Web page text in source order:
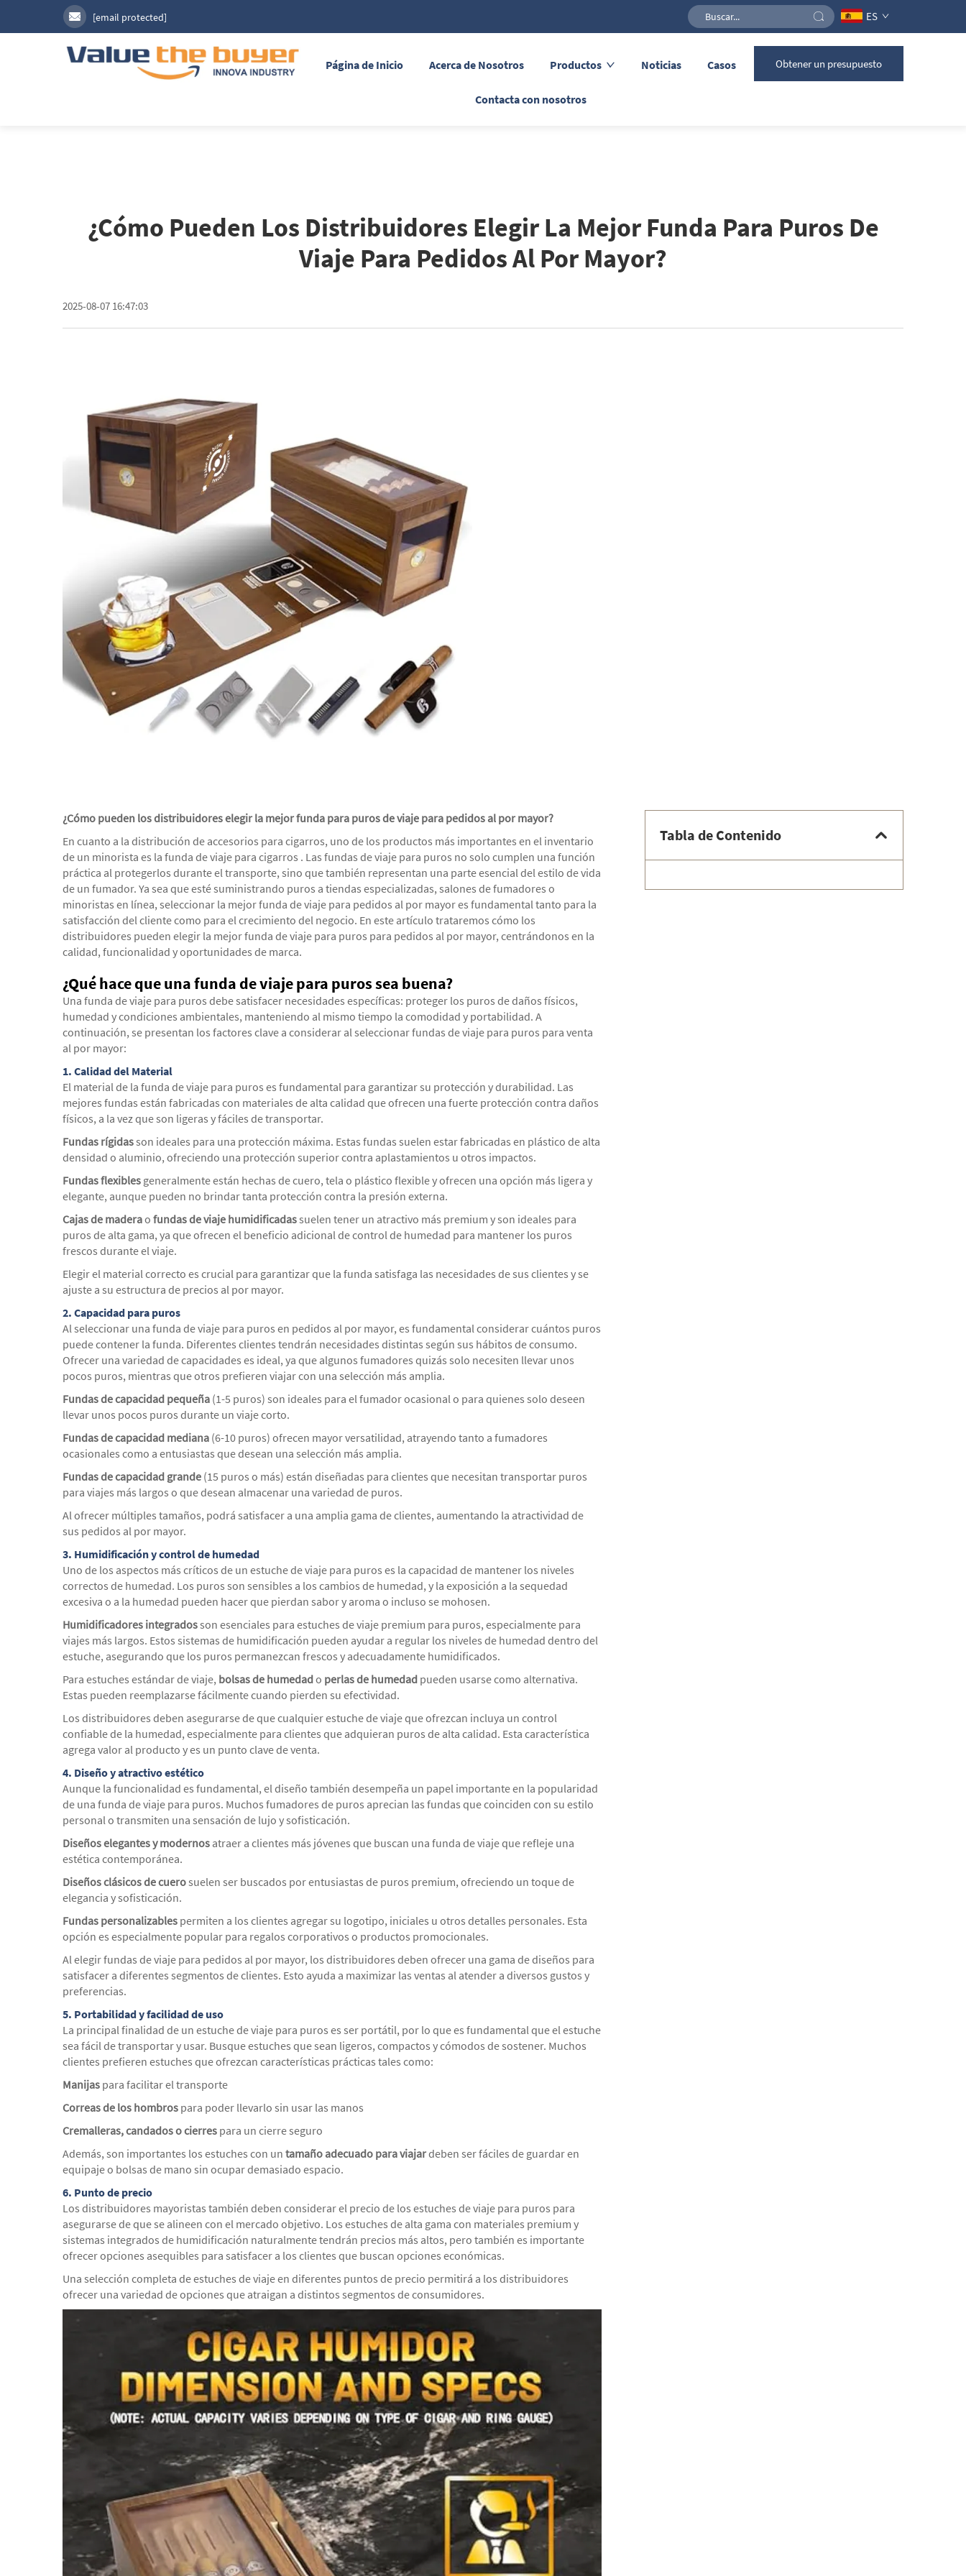
[email protected] ES
Página de Inicio Acerca de Nosotros Productos Noticias Casos
Contacta con nosotros
Obtener un presupuesto
¿Cómo Pueden Los Distribuidores Elegir La Mejor Funda Para Puros De
Viaje Para Pedidos Al Por Mayor?
2025-08-07 16:47:03
¿Cómo pueden los distribuidores elegir la mejor funda para puros de viaje para pedidos al por mayor?
En cuanto a la distribución de accesorios para cigarros, uno de los productos más importantes en el inventario
de un minorista es la funda de viaje para cigarros . Las fundas de viaje para puros no solo cumplen una función
práctica al protegerlos durante el transporte, sino que también representan una parte esencial del estilo de vida
de un fumador. Ya sea que esté suministrando puros a tiendas especializadas, salones de fumadores o
minoristas en línea, seleccionar la mejor funda de viaje para pedidos al por mayor es fundamental tanto para la
satisfacción del cliente como para el crecimiento del negocio. En este artículo trataremos cómo los
distribuidores pueden elegir la mejor funda de viaje para puros para pedidos al por mayor, centrándonos en la
calidad, funcionalidad y oportunidades de marca.
¿Qué hace que una funda de viaje para puros sea buena?
Una funda de viaje para puros debe satisfacer necesidades específicas: proteger los puros de daños físicos,
humedad y condiciones ambientales, manteniendo al mismo tiempo la comodidad y portabilidad. A
continuación, se presentan los factores clave a considerar al seleccionar fundas de viaje para puros para venta
al por mayor:
1. Calidad del Material
El material de la funda de viaje para puros es fundamental para garantizar su protección y durabilidad. Las
mejores fundas están fabricadas con materiales de alta calidad que ofrecen una fuerte protección contra daños
físicos, a la vez que son ligeras y fáciles de transportar.
Fundas rígidasson ideales para una protección máxima. Estas fundas suelen estar fabricadas en plástico de alta
densidad o aluminio, ofreciendo una protección superior contra aplastamientos u otros impactos.
Fundas flexibles generalmente están hechas de cuero, tela o plástico flexible y ofrecen una opción más ligera y
elegante, aunque pueden no brindar tanta protección contra la presión externa.
Cajas de maderao fundas de viaje humidificadassuelen tener un atractivo más premium y son ideales para
puros de alta gama, ya que ofrecen el beneficio adicional de control de humedad para mantener los puros
frescos durante el viaje.
Elegir el material correcto es crucial para garantizar que la funda satisfaga las necesidades de sus clientes y se
ajuste a su estructura de precios al por mayor.
2. Capacidad para puros
Al seleccionar una funda de viaje para puros en pedidos al por mayor, es fundamental considerar cuántos puros
puede contener la funda. Diferentes clientes tendrán necesidades distintas según sus hábitos de consumo.
Ofrecer una variedad de capacidades es ideal, ya que algunos fumadores quizás solo necesiten llevar unos
pocos puros, mientras que otros prefieren viajar con una selección más amplia.
Fundas de capacidad pequeña (1-5 puros) son ideales para el fumador ocasional o para quienes solo deseen
llevar unos pocos puros durante un viaje corto.
Fundas de capacidad mediana (6-10 puros) ofrecen mayor versatilidad, atrayendo tanto a fumadores
ocasionales como a entusiastas que desean una selección más amplia.
Fundas de capacidad grande (15 puros o más) están diseñadas para clientes que necesitan transportar puros
para viajes más largos o que desean almacenar una variedad de puros.
Al ofrecer múltiples tamaños, podrá satisfacer a una amplia gama de clientes, aumentando la atractividad de
sus pedidos al por mayor.
3. Humidificación y control de humedad
Uno de los aspectos más críticos de un estuche de viaje para puros es la capacidad de mantener los niveles
correctos de humedad. Los puros son sensibles a los cambios de humedad, y la exposición a la sequedad
excesiva o a la humedad pueden hacer que pierdan sabor y aroma o incluso se mohosen.
Humidificadores integradosson esenciales para estuches de viaje premium para puros, especialmente para
viajes más largos. Estos sistemas de humidificación pueden ayudar a regular los niveles de humedad dentro del
estuche, asegurando que los puros permanezcan frescos y adecuadamente humidificados.
Para estuches estándar de viaje, bolsas de humedado perlas de humedad pueden usarse como alternativa.
Estas pueden reemplazarse fácilmente cuando pierden su efectividad.
Los distribuidores deben asegurarse de que cualquier estuche de viaje que ofrezcan incluya un control
confiable de la humedad, especialmente para clientes que adquieran puros de alta calidad. Esta característica
agrega valor al producto y es un punto clave de venta.
4. Diseño y atractivo estético
Aunque la funcionalidad es fundamental, el diseño también desempeña un papel importante en la popularidad
de una funda de viaje para puros. Muchos fumadores de puros aprecian las fundas que coinciden con su estilo
personal o transmiten una sensación de lujo y sofisticación.
Diseños elegantes y modernos atraer a clientes más jóvenes que buscan una funda de viaje que refleje una
estética contemporánea.
Diseños clásicos de cuerosuelen ser buscados por entusiastas de puros premium, ofreciendo un toque de
elegancia y sofisticación.
Fundas personalizables permiten a los clientes agregar su logotipo, iniciales u otros detalles personales. Esta
opción es especialmente popular para regalos corporativos o productos promocionales.
Al elegir fundas de viaje para pedidos al por mayor, los distribuidores deben ofrecer una gama de diseños para
satisfacer a diferentes segmentos de clientes. Esto ayuda a maximizar las ventas al atender a diversos gustos y
preferencias.
5. Portabilidad y facilidad de uso
La principal finalidad de un estuche de viaje para puros es ser portátil, por lo que es fundamental que el estuche
sea fácil de transportar y usar. Busque estuches que sean ligeros, compactos y cómodos de sostener. Muchos
clientes prefieren estuches que ofrezcan características prácticas tales como:
Manijas para facilitar el transporte
Correas de los hombros para poder llevarlo sin usar las manos
Cremalleras, candados o cierres para un cierre seguro
Además, son importantes los estuches con un tamaño adecuado para viajardeben ser fáciles de guardar en
equipaje o bolsas de mano sin ocupar demasiado espacio.
6. Punto de precio
Los distribuidores mayoristas también deben considerar el precio de los estuches de viaje para puros para
asegurarse de que se alineen con el mercado objetivo. Los estuches de alta gama con materiales premium y
sistemas integrados de humidificación naturalmente tendrán precios más altos, pero también es importante
ofrecer opciones asequibles para satisfacer a los clientes que buscan opciones económicas.
Una selección completa de estuches de viaje en diferentes puntos de precio permitirá a los distribuidores
ofrecer una variedad de opciones que atraigan a distintos segmentos de consumidores.
Tabla de Contenido